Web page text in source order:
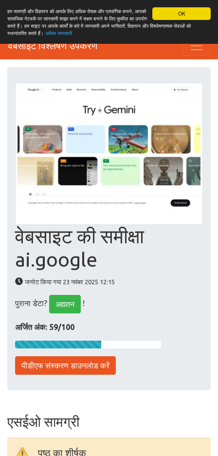
OK
हम सामग्री और विज्ञापन को आपके लिए अधिक रोचक और प्रासंगिक बनाने, आपको
सामाजिक नेटवर्क पर जानकारी साझा करने में सक्षम बनाने के लिए कुकीज़ का उपयोग
करते हैं। हम साइट पर आपके कार्यों के बारे में जानकारी अपने भागीदारों: विज्ञापन और विश्लेषणात्मक सेवाओं को
स्थानांतरित करते हैं। अधिक जानकारी
वेबसाइट विश्लेषण उपकरण
वेबसाइट की समीक्षा
ai.google
जनरेट किया गया 23 नवंबर 2025 12:15
पुराना डेटा? अद्यतन !
अर्जित अंक: 59/100
पीडीएफ संस्करण डाउनलोड करें
एसईओ सामग्री
पृष्ठ का शीर्षक